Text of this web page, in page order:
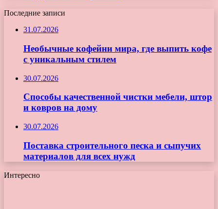
Последние записи
31.07.2026
Необычные кофейни мира, где выпить кофе
с уникальным стилем
30.07.2026
Способы качественной чистки мебели, штор
и ковров на дому
30.07.2026
Поставка строительного песка и сыпучих
материалов для всех нужд
Интересно